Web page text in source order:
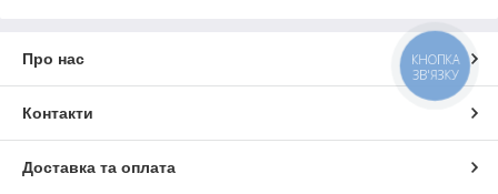
Про нас
Контакти
Доставка та оплата
КНОПКА
ЗВ'ЯЗКУ